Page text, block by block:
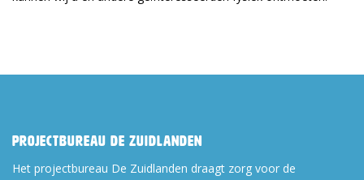
Projectbureau De Zuidlanden
Het projectbureau De Zuidlanden draagt zorg voor de